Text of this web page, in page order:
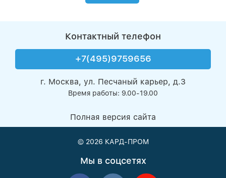
Контактный телефон
+7(495)9759656
г. Москва, ул. Песчаный карьер, д.3
Время работы: 9.00-19.00
Полная версия сайта
© 2026 КАРД-ПРОМ
Мы в соцсетях